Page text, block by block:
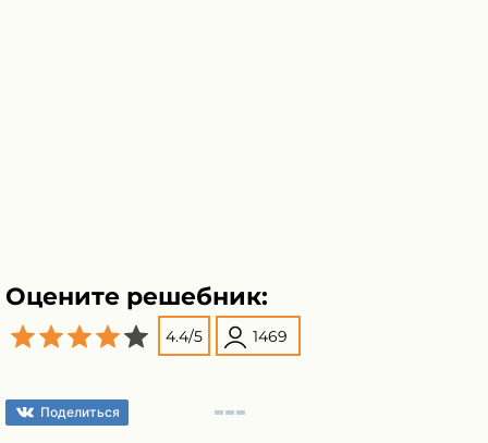
Оцените решебник:
4.4/5 1469
Поделиться